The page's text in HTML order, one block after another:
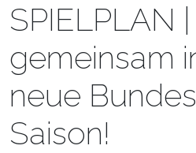
SPIELPLAN |
gemeinsam
neue
Saison!